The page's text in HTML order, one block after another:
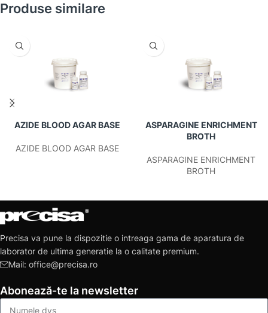
Produse similare
AZIDE BLOOD AGAR BASE
AZIDE BLOOD AGAR BASE
ASPARAGINE ENRICHMENT
BROTH
ASPARAGINE ENRICHMENT
BROTH
Precisa va pune la dispozitie o intreaga gama de aparatura de
laborator de ultima generatie la o calitate premium.
Mail: office@precisa.ro
Abonează-te la newsletter